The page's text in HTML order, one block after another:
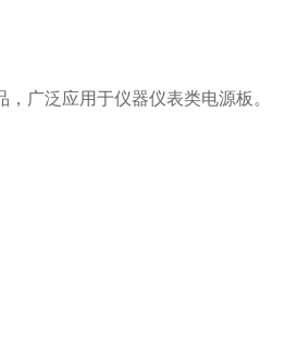
广泛应用于仪器仪表类电源板。